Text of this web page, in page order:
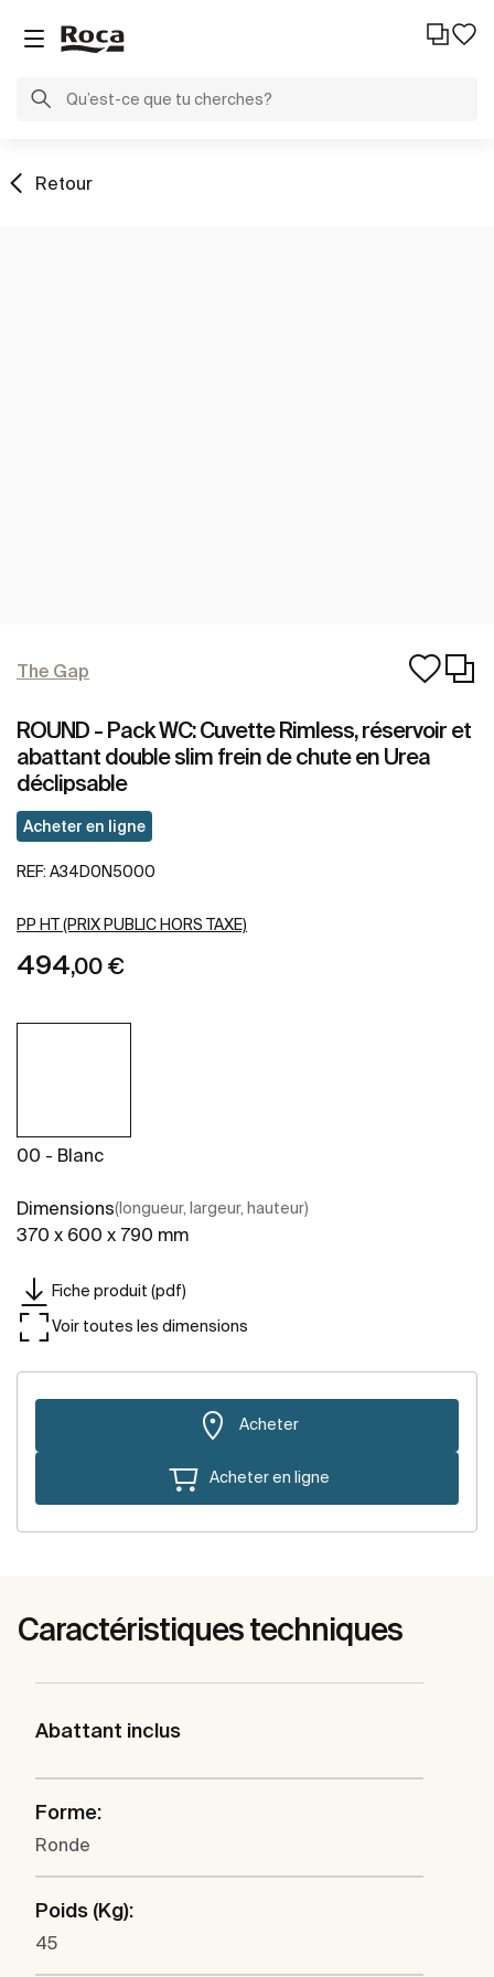
Retour
The Gap
ROUND - Pack WC: Cuvette Rimless, réservoir et
abattant double slim frein de chute en Urea
déclipsable
Acheter en ligne
REF: A34D0N5000
PP HT (PRIX PUBLIC HORS TAXE)
494,00 €
00 - Blanc
Dimensions(longueur, largeur, hauteur)
370 x 600 x 790 mm
Fiche produit (pdf)
Voir toutes les dimensions
Acheter
Acheter en ligne
Caractéristiques techniques
Abattant inclus
Forme:
Ronde
Poids (Kg):
45